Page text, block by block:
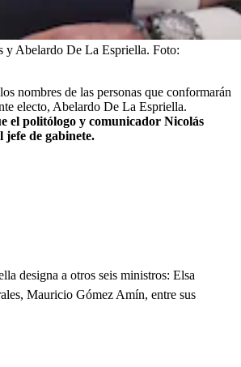
y Abelardo De La Espriella. Foto:
nombres de las personas que conformarán
electo, Abelardo De La Espriella.
el politólogo y comunicador Nicolás
jefe de gabinete.
designa a otros seis ministros: Elsa
Mauricio Gómez Amín, entre sus